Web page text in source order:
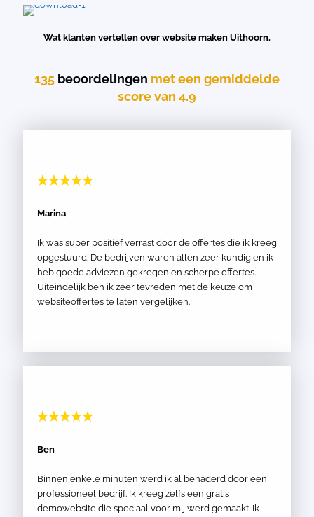
Wat klanten vertellen over website maken Uithoorn.
135 beoordelingen met een gemiddelde
score van 4.9
Marina
Ik was super positief verrast door de offertes die ik kreeg
opgestuurd. De bedrijven waren allen zeer kundig en ik
heb goede adviezen gekregen en scherpe offertes.
Uiteindelijk ben ik zeer tevreden met de keuze om
websiteoffertes te laten vergelijken.
Ben
Binnen enkele minuten werd ik al benaderd door een
professioneel bedrijf. Ik kreeg zelfs een gratis
demowebsite die speciaal voor mij werd gemaakt. Ik